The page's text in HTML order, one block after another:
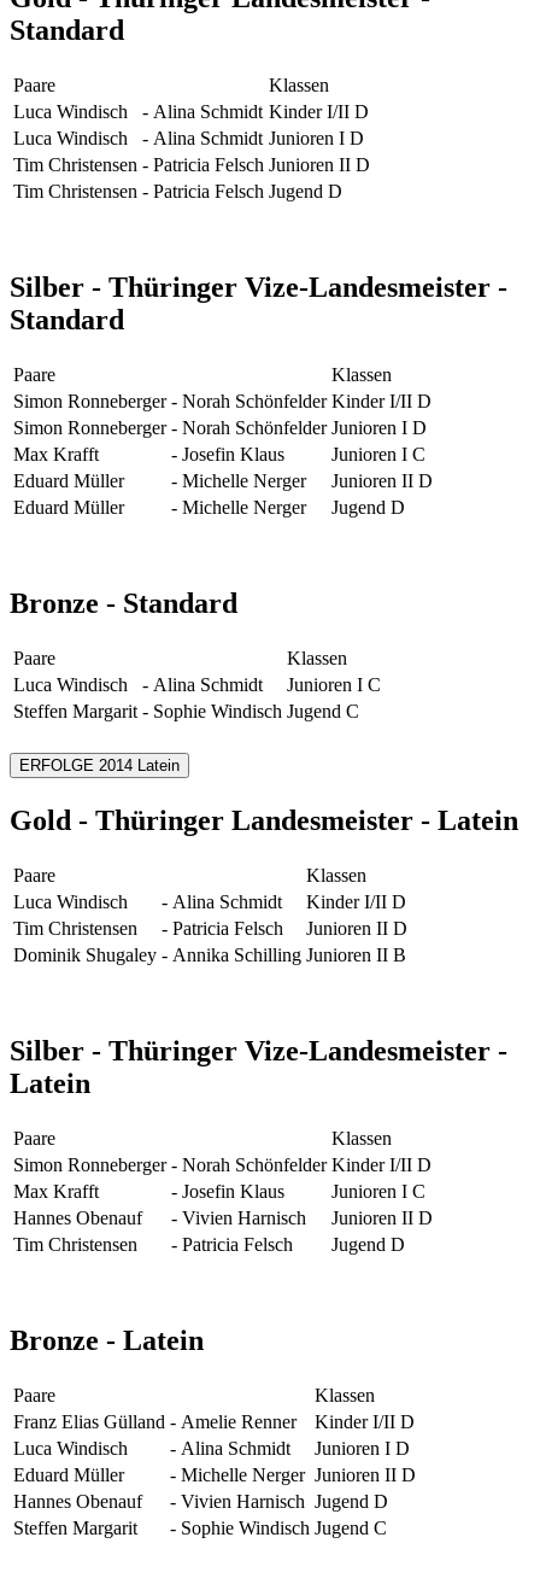
Standard
Paare
Klassen
Luca Windisch
- Alina Schmidt Kinder I/II D
Luca Windisch
- Alina Schmidt Junioren I D
Tim Christensen - Patricia Felsch Junioren II D
Tim Christensen - Patricia Felsch Jugend D
Silber - Thüringer Vize-Landesmeister -
Standard
Paare
Klassen
Simon Ronneberger - Norah Schönfelder Kinder I/II D
Simon Ronneberger - Norah Schönfelder Junioren I D
Max Krafft
- Josefin Klaus
Junioren I C
Eduard Müller
- Michelle Nerger
Junioren II D
Eduard Müller
- Michelle Nerger Jugend D
Bronze - Standard
Paare
Klassen
Luca Windisch
- Alina Schmidt
Junioren I C
Steffen Margarit - Sophie Windisch Jugend C
ERFOLGE 2014 Latein
Gold - Thüringer Landesmeister - Latein
Paare
Klassen
Luca Windisch
- Alina Schmidt
Kinder I/II D
Tim Christensen
- Patricia Felsch
Junioren II D
Dominik Shugaley - Annika Schilling Junioren II B
Silber - Thüringer Vize-Landesmeister -
Latein
Paare
Klassen
Simon Ronneberger - Norah Schönfelder Kinder I/II D
Max Krafft
- Josefin Klaus
Junioren I C
Hannes Obenauf
- Vivien Harnisch
Junioren II D
Tim Christensen
- Patricia Felsch Jugend D
Bronze - Latein
Paare
Klassen
Franz Elias Gülland - Amelie Renner
Kinder I/II D
Luca Windisch
- Alina Schmidt
Junioren I D
Eduard Müller
- Michelle Nerger Junioren II D
Hannes Obenauf
- Vivien Harnisch Jugend D
Steffen Margarit
- Sophie Windisch Jugend C